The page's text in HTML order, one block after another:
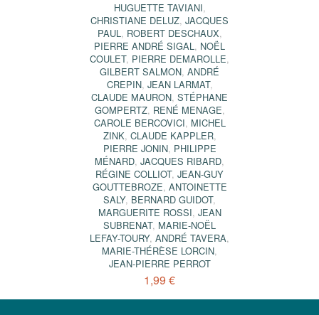
HUGUETTE TAVIANI,
CHRISTIANE DELUZ, JACQUES
PAUL, ROBERT DESCHAUX,
PIERRE ANDRÉ SIGAL, NOËL
COULET, PIERRE DEMAROLLE,
GILBERT SALMON, ANDRÉ
CREPIN, JEAN LARMAT,
CLAUDE MAURON, STÉPHANE
GOMPERTZ, RENÉ MENAGE,
CAROLE BERCOVICI, MICHEL
ZINK, CLAUDE KAPPLER,
PIERRE JONIN, PHILIPPE
MÉNARD, JACQUES RIBARD,
RÉGINE COLLIOT, JEAN-GUY
GOUTTEBROZE, ANTOINETTE
SALY, BERNARD GUIDOT,
MARGUERITE ROSSI, JEAN
SUBRENAT, MARIE-NOËL
LEFAY-TOURY, ANDRÉ TAVERA,
MARIE-THÉRÈSE LORCIN,
JEAN-PIERRE PERROT
1,99 €